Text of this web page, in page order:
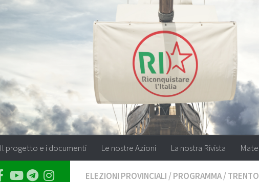
Il progetto e i documenti Le nostre Azioni La nostra Rivista
ELEZIONI PROVINCIALI /PROGRAMMA/